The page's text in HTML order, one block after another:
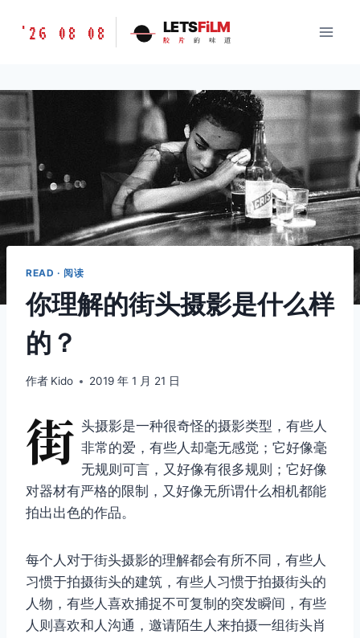
胶
味
道
LETSFILM
'26 08 08 LETSFiLM
胶 片 的 味 道
READ · 阅读
你理解的街头摄影是什么样
的？
作者 Kido 2019 年 1 月 21 日
街 头摄影是一种很奇怪的摄影类型，有些人
非常的爱，有些人却毫无感觉；它好像毫
无规则可言，又好像有很多规则；它好像
对器材有严格的限制，又好像无所谓什么相机都能
拍出出色的作品。
每个人对于街头摄影的理解都会有所不同，有些人
习惯于拍摄街头的建筑，有些人习惯于拍摄街头的
人物，有些人喜欢捕捉不可复制的突发瞬间，有些
人则喜欢和人沟通，邀请陌生人来拍摄一组街头肖